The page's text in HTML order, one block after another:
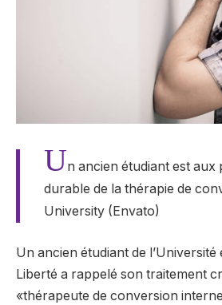
Un ancien étudiant est aux
durable de la thérapie de
University (Envato)
Un ancien étudiant de l’Université
Liberté a rappelé son traitement
«thérapeute de conversion